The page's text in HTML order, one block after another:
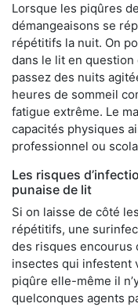
Lorsque les piqûres
démangeaisons se
répétitifs la nuit. On
dans le lit en
passez des nuits
heures de sommeil
fatigue extrême. Le
capacités physiques
professionnel ou
Les risques
punaise de lit
Si on laisse de côté
répétitifs, une
des risques encourus
insectes qui infestent
piqûre elle-même il
quelconques agents